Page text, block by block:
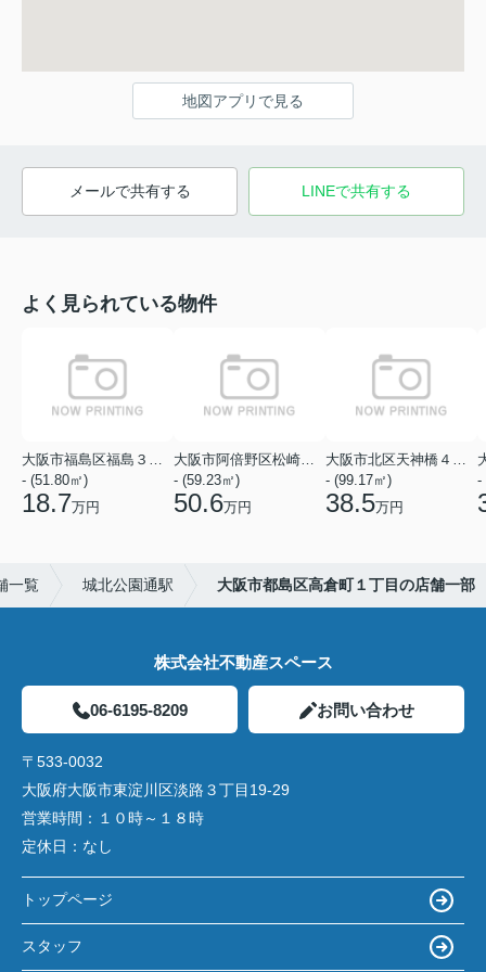
地図アプリで見る
メールで共有する LINEで共有する
よく見られている物件
- (51.80㎡)
18.7万円
- (59.23㎡)
50.6万円
- (99.17㎡)
38.5万円
-
一覧 城北公園通駅 大阪市都島区高倉町１丁目の店舗一部
株式会社不動産スペース
06-6195-8209 お問い合わせ
〒533-0032
大阪府大阪市東淀川区淡路３丁目19-29
営業時間： １０時～１８時
定休日： なし
トップページ
スタッフ